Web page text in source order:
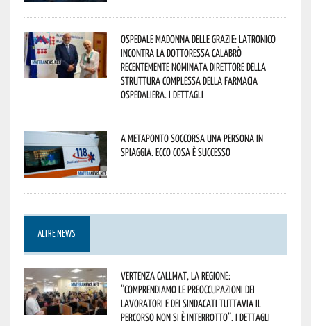
Ospedale Madonna delle Grazie: Latronico
incontra la dottoressa Calabrò
recentemente nominata Direttore della
Struttura Complessa della Farmacia
Ospedaliera. I dettagli
A Metaponto soccorsa una persona in
spiaggia. Ecco cosa è successo
ALTRE NEWS
Vertenza CallMat, la Regione:
“comprendiamo le preoccupazioni dei
lavoratori e dei sindacati tuttavia il
percorso non si è interrotto”. I dettagli